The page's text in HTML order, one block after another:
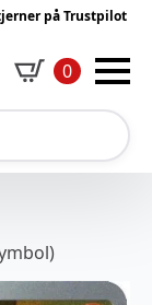
på Trustpilot
0